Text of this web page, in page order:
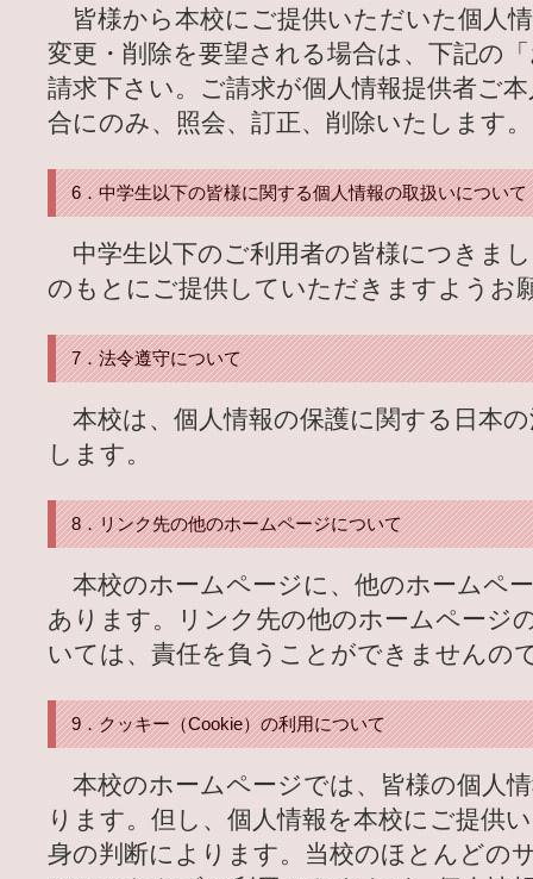
皆様から本校にご提供いただいた個人
変更・削除を要望される場合は、下記の
請求下さい。ご請求が個人情報提供者ご
合にのみ、照会、訂正、削除いたします。
6．中学生以下の皆様に関する個人情報の取扱いについて
中学生以下のご利用者の皆様につきま
のもとにご提供していただきますようお
7．法令遵守について
本校は、個人情報の保護に関する日本
します。
8．リンク先の他のホームページについて
本校のホームページに、他のホームペ
あります。リンク先の他のホームページ
いては、責任を負うことができませんの
9．クッキー（Cookie）の利用について
本校のホームページでは、皆様の個人
ります。但し、個人情報を本校にご提供
身の判断によります。当校のほとんどの